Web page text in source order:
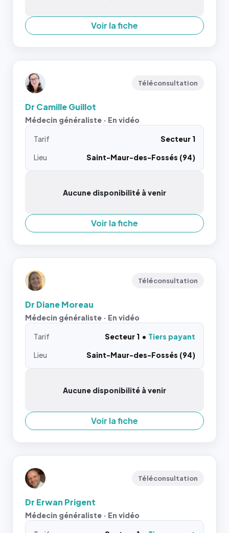
Voir la fiche
Téléconsultation
Dr Camille Guillot
Médecin généraliste · En vidéo
Tarif
Secteur 1
Lieu
Saint-Maur-des-Fossés (94)
Aucune disponibilité à venir
Voir la fiche
Téléconsultation
Dr Diane Moreau
Médecin généraliste · En vidéo
Tarif Secteur 1
Tiers payant
Lieu
Saint-Maur-des-Fossés (94)
Aucune disponibilité à venir
Voir la fiche
Téléconsultation
Dr Erwan Prigent
Médecin généraliste · En vidéo